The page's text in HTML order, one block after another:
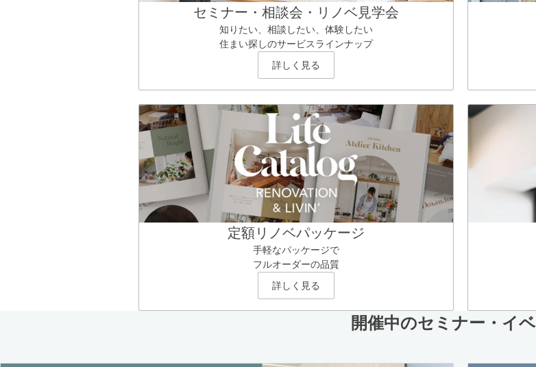
セミナー・相談会・リノベ見学会
知りたい、相談したい、体験したい
住まい探しのサービスラインナップ
詳しく見る
定額リノベパッケージ
手軽なパッケージで
フルオーダーの品質
詳しく見る
開催中のセミナー・イ